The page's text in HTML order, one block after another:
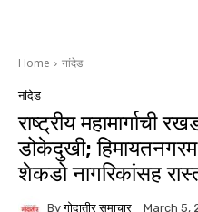
Home नांदेड
नांदेड
राष्ट्रीय महामार्गाची
डोकेदुखी;
शेकडो नागरिकांसह
By गोदातीर समाचार March 5,